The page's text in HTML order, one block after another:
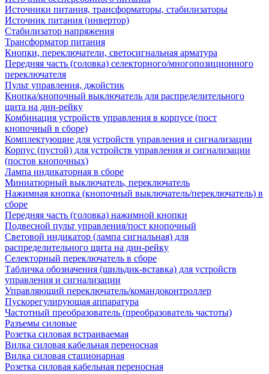
Источники питания, трансформаторы, стабилизаторы
Источник питания (инвертор)
Стабилизатор напряжения
Трансформатор питания
Кнопки, переключатели, светосигнальная арматура
Передняя часть (головка) селекторного/многопозиционного
переключателя
Пульт управления, джойстик
Кнопка/кнопочный выключатель для распределительного
щита на дин-рейку
Комбинация устройств управления в корпусе (пост
кнопочный в сборе)
Комплектующие для устройств управления и сигнализации
Корпус (пустой) для устройств управления и сигнализации
(постов кнопочных)
Лампа индикаторная в сборе
Миниатюрный выключатель, переключатель
Нажимная кнопка (кнопочный выключатель/переключатель) в
сборе
Передняя часть (головка) нажимной кнопки
Подвесной пульт управления/пост кнопочный
Световой индикатор (лампа сигнальная) для
распределительного щита на дин-рейку
Селекторный переключатель в сборе
Табличка обозначения (шильдик-вставка) для устройств
управления и сигнализации
Управляющий переключатель/командоконтроллер
Пускорегулирующая аппаратура
Частотный преобразователь (преобразователь частоты)
Разъемы силовые
Розетка силовая встраиваемая
Вилка силовая кабельная переносная
Вилка силовая стационарная
Розетка силовая кабельная переносная